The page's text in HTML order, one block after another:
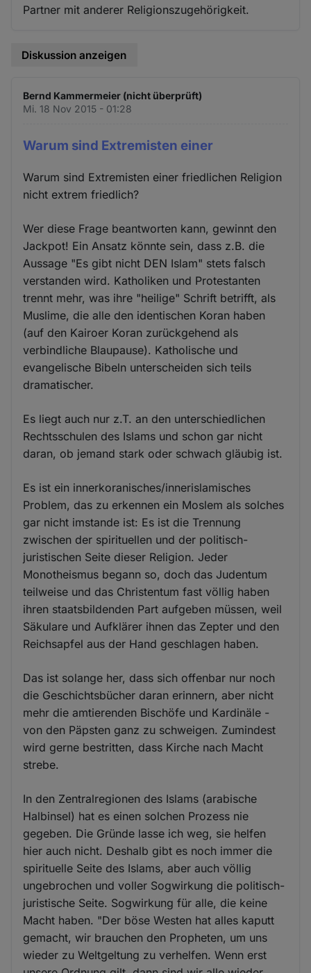
Partner mit anderer Religionszugehörigkeit.
Diskussion anzeigen
Bernd Kammermeier (nicht überprüft)
Mi. 18 Nov 2015 - 01:28
Warum sind Extremisten einer
Warum sind Extremisten einer friedlichen Religion
nicht extrem friedlich?
Wer diese Frage beantworten kann, gewinnt den
Jackpot! Ein Ansatz könnte sein, dass z.B. die
Aussage "Es gibt nicht DEN Islam" stets falsch
verstanden wird. Katholiken und Protestanten
trennt mehr, was ihre "heilige" Schrift betrifft, als
Muslime, die alle den identischen Koran haben
(auf den Kairoer Koran zurückgehend als
verbindliche Blaupause). Katholische und
evangelische Bibeln unterscheiden sich teils
dramatischer.
Es liegt auch nur z.T. an den unterschiedlichen
Rechtsschulen des Islams und schon gar nicht
daran, ob jemand stark oder schwach gläubig ist.
Es ist ein innerkoranisches/innerislamisches
Problem, das zu erkennen ein Moslem als solches
gar nicht imstande ist: Es ist die Trennung
zwischen der spirituellen und der politisch-
juristischen Seite dieser Religion. Jeder
Monotheismus begann so, doch das Judentum
teilweise und das Christentum fast völlig haben
ihren staatsbildenden Part aufgeben müssen, weil
Säkulare und Aufklärer ihnen das Zepter und den
Reichsapfel aus der Hand geschlagen haben.
Das ist solange her, dass sich offenbar nur noch
die Geschichtsbücher daran erinnern, aber nicht
mehr die amtierenden Bischöfe und Kardinäle -
von den Päpsten ganz zu schweigen. Zumindest
wird gerne bestritten, dass Kirche nach Macht
strebe.
In den Zentralregionen des Islams (arabische
Halbinsel) hat es einen solchen Prozess nie
gegeben. Die Gründe lasse ich weg, sie helfen
hier auch nicht. Deshalb gibt es noch immer die
spirituelle Seite des Islams, aber auch völlig
ungebrochen und voller Sogwirkung die politisch-
juristische Seite. Sogwirkung für alle, die keine
Macht haben. "Der böse Westen hat alles kaputt
gemacht, wir brauchen den Propheten, um uns
wieder zu Weltgeltung zu verhelfen. Wenn erst